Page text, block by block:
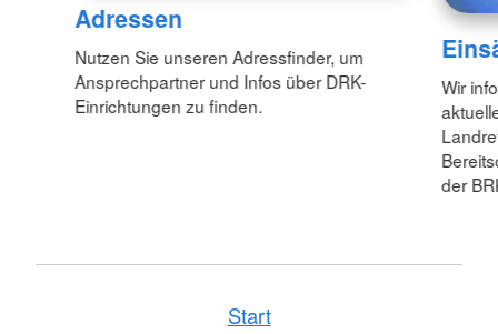
Adressen
Nutzen Sie unseren Adressfinder, um
Ansprechpartner und Infos über DRK-
Einrichtungen zu finden.
Wir
der
Start